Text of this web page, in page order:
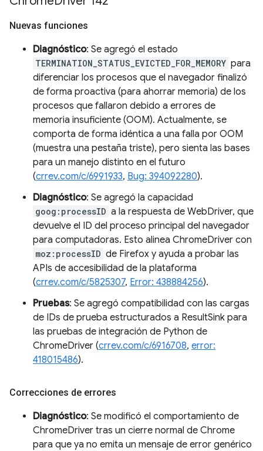
Nuevas funciones
Diagnóstico: Se agregó el estado
TERMINATION_STATUS_EVICTED_FOR_MEMORY para
diferenciar los procesos que el navegador finalizó
de forma proactiva (para ahorrar memoria) de los
procesos que fallaron debido a errores de
memoria insuficiente (OOM). Actualmente, se
comporta de forma idéntica a una falla por OOM
(muestra una pestaña triste), pero sienta las bases
para un manejo distinto en el futuro
(crrev.com/c/6991933, Bug: 394092280).
Diagnóstico: Se agregó la capacidad
goog:processID a la respuesta de WebDriver, que
devuelve el ID del proceso principal del navegador
para computadoras. Esto alinea ChromeDriver con
moz:processID de Firefox y ayuda a probar las
APIs de accesibilidad de la plataforma
(crrev.com/c/5825307, Error: 438884256).
Pruebas: Se agregó compatibilidad con las cargas
de IDs de prueba estructurados a ResultSink para
las pruebas de integración de Python de
ChromeDriver (crrev.com/c/6916708, error:
418015486).
Correcciones de errores
Diagnóstico: Se modificó el comportamiento de
ChromeDriver tras un cierre normal de Chrome
para que ya no emita un mensaje de error genérico